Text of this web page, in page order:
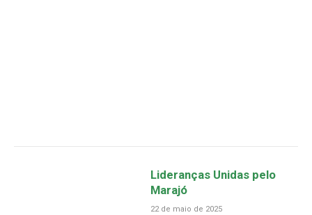
Lideranças Unidas pelo
Marajó
22 de maio de 2025